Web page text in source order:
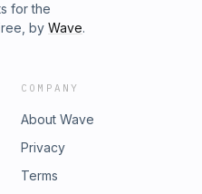
for the
by Wave.
COMPANY
About Wave
Privacy
Terms